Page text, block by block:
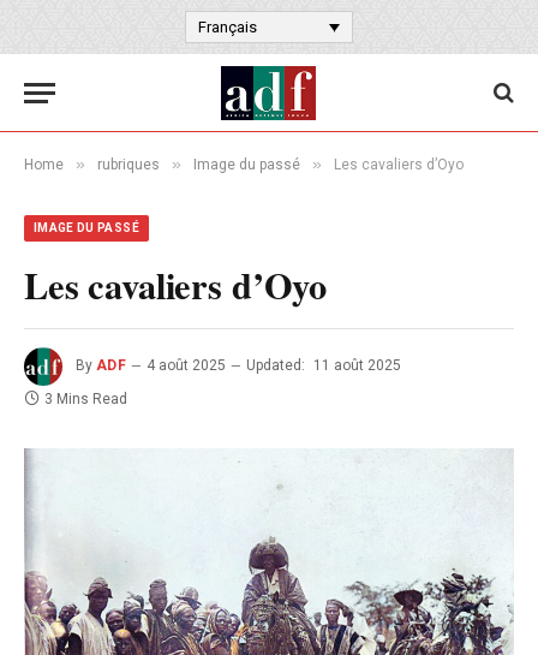
Français
Home » rubriques » Image du passé » Les cavaliers d’Oyo
IMAGE DU PASSÉ
Les cavaliers d’Oyo
By ADF 4 août 2025 Updated:
11 août 2025
3 Mins Read